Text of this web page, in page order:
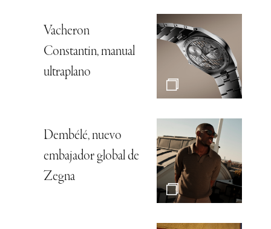
Vacheron
Constantin, manual
ultraplano
Dembélé, nuevo
embajador global de
Zegna